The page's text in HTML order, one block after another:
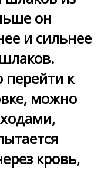
он
и сильнее
перейти к
можно
кровь,